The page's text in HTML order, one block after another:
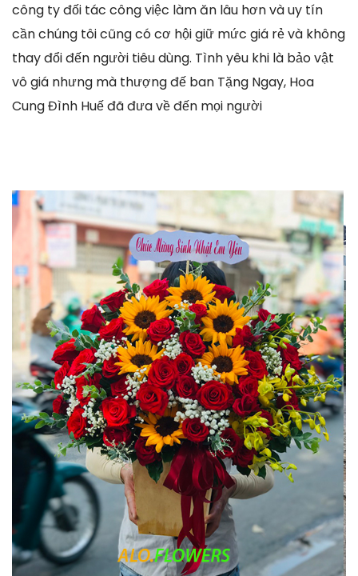
công ty đối tác công việc làm ăn lâu hơn và uy tín
cần chúng tôi cũng có cơ hội giữ mức giá rẻ và không
thay đổi đến người tiêu dùng. Tình yêu khi là bảo vật
vô giá nhưng mà thượng đế ban Tặng Ngay, Hoa
Cung Đình Huế đã đưa về đến mọi người